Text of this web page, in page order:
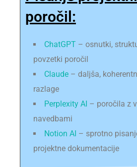
poročil:
ChatGPT – osnutki,
povzetki poročil
Claude – daljša,
razlage
Perplexity AI – poročila z
navedbami
Notion AI – sprotno
projektne dokumentacije